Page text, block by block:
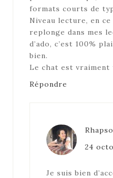
formats courts de
Niveau lecture, en
replonge dans mes
d’ado, c’est 100%
bien.
Le chat est
Répondre
24
Je suis bien